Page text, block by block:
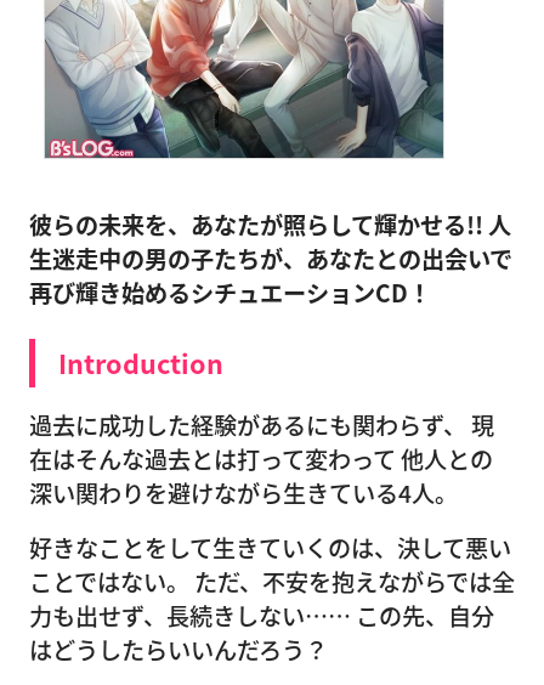
彼らの未来を、あなたが照らして輝かせる!!人
生迷走中の男の子たちが、あなたとの出会いで
再び輝き始めるシチュエーションCD！
Introduction
過去に成功した経験があるにも関わらず、 現
在はそんな過去とは打って変わって 他人との
深い関わりを避けながら生きている4人。
好きなことをして生きていくのは、決して悪い
ことではない。 ただ、不安を抱えながらでは全
力も出せず、長続きしない…… この先、自分
はどうしたらいいんだろう？